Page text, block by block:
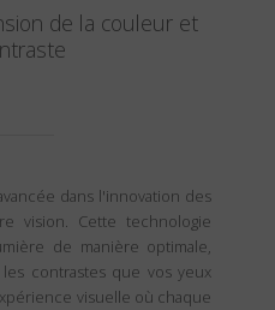
de la couleur et
dans l'innovation des
vision. Cette technologie
de manière optimale,
contrastes que vos yeux
visuelle où chaque